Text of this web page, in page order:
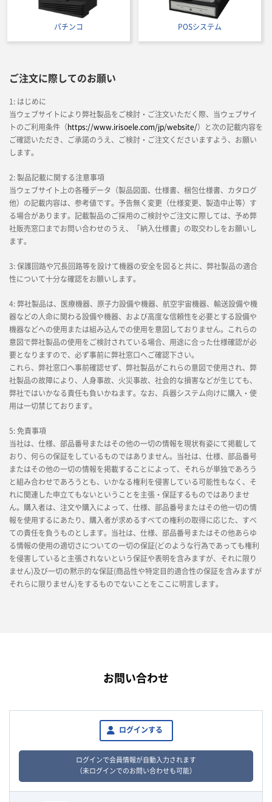
パチンコ POSシステム
ご注文に際してのお願い
1: はじめに
当ウェブサイトにより弊社製品をご検討・ご注文いただく際、当ウェブサイ
トのご利用条件（https://www.irisoele.com/jp/website/）と次の記載内容を
ご確認いただき、ご承諾のうえ、ご検討・ご注文くださいますよう、お願い
します。
2: 製品記載に関する注意事項
当ウェブサイト上の各種データ（製品図面、仕様書、梱包仕様書、カタログ
他）の記載内容は、参考値です。予告無く変更（仕様変更、製造中止等）す
る場合があります。記載製品のご採用のご検討やご注文に際しては、予め弊
社販売窓口までお問い合わせのうえ、「納入仕様書」の取交わしをお願いし
ます。
3: 保護回路や冗長回路等を設けて機器の安全を図ると共に、弊社製品の適合
性について十分な確認をお願いします。
4: 弊社製品は、医療機器、原子力設備や機器、航空宇宙機器、輸送設備や機
器などの人命に関わる設備や機器、および高度な信頼性を必要とする設備や
機器などへの使用または組み込んでの使用を意図しておりません。これらの
意図で弊社製品の使用をご検討されている場合、用途に合った仕様確認が必
要となりますので、必ず事前に弊社窓口へご確認下さい。
これら、弊社窓口へ事前確認せず、弊社製品がこれらの意図で使用され、弊
社製品の故障により、人身事故、火災事故、社会的な損害などが生じても、
弊社ではいかなる責任も負いかねます。なお、兵器システム向けに購入・使
用は一切禁じております。
5: 免責事項
当社は、仕様、部品番号またはその他の一切の情報を現状有姿にて掲載して
おり、何らの保証をしているものではありません。当社は、仕様、部品番号
またはその他の一切の情報を掲載することによって、それらが単独であろう
と組み合わせであろうとも、いかなる権利を侵害している可能性もなく、そ
れに関連した申立てもないということを主張・保証するものではありませ
ん。購入者は、注文や購入によって、仕様、部品番号またはその他一切の情
報を使用するにあたり、購入者が求めるすべての権利の取得に応じた、すべ
ての責任を負うものとします。当社は、仕様、部品番号またはその他あらゆ
る情報の使用の適切さについての一切の保証(どのような行為であっても権利
を侵害していると主張されないという保証や表明を含みますが、それに限り
ません)及び一切の黙示的な保証(商品性や特定目的適合性の保証を含みますが
それらに限りません)をするものでないことをここに明言します。
お問い合わせ
ログインする
ログインで会員情報が自動入力されます
（未ログインでのお問い合わせも可能）